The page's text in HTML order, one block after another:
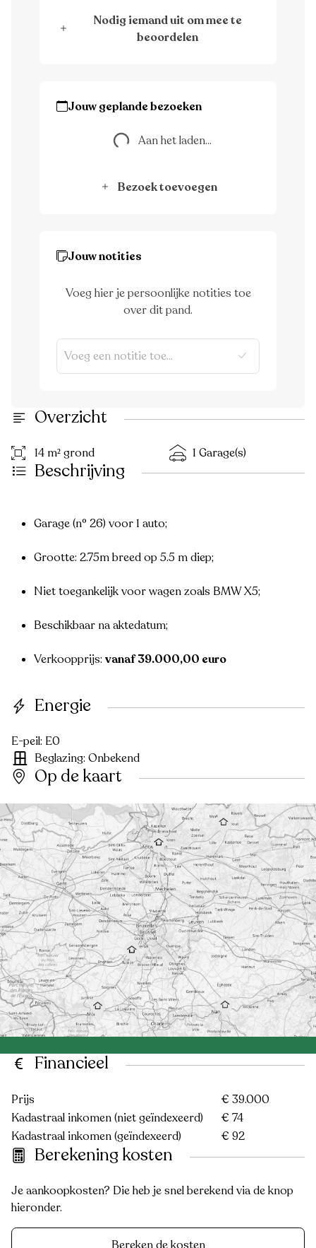
Nodig iemand uit om mee te
beoordelen
Jouw geplande bezoeken
Aan het laden... Aan het laden...
Bezoek toevoegen
Jouw notities
Voeg hier je persoonlijke notities toe
over dit pand.
Overzicht
14 m² grond 1 Garage(s)
Beschrijving
Garage (n° 26) voor 1 auto;
Grootte: 2.75m breed op 5.5 m diep;
Niet toegankelijk voor wagen zoals BMW X5;
Beschikbaar na aktedatum;
Verkoopprijs: vanaf 39.000,00 euro
Energie
E-peil: E0
Beglazing: Onbekend
Op de kaart
Financieel
Prijs
€ 39.000
Kadastraal inkomen (niet geïndexeerd)
€ 74
Kadastraal inkomen (geïndexeerd)
€ 92
Berekening kosten
Je aankoopkosten? Die heb je snel berekend via de knop
hieronder.